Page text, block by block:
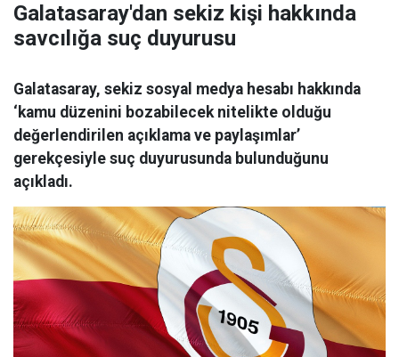
Galatasaray'dan sekiz kişi hakkında
savcılığa suç duyurusu
Galatasaray, sekiz sosyal medya hesabı hakkında
‘kamu düzenini bozabilecek nitelikte olduğu
değerlendirilen açıklama ve paylaşımlar’
gerekçesiyle suç duyurusunda bulunduğunu
açıkladı.